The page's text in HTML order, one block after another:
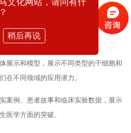
过时间轴和展示板，呈现干细胞研究的
展示和模型，展示不同类型的干细胞和
在不同领域的应用潜力。
案例、患者故事和临床实验数据，展示
医学方面的突破。
稍后再说